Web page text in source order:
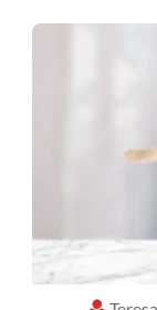
Consulting